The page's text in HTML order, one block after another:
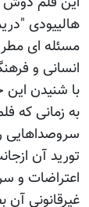
هالییودی
مسئله ای
انسانی و
با شنیدن این
به زمانی که
سروصداهایی
تورید آن
اعتراضات و
غیرقانونی